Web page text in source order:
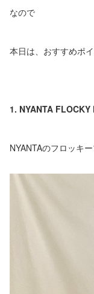
なので
本日は、おすすめポ
1. NYANTA
NYANTAのフロッキ